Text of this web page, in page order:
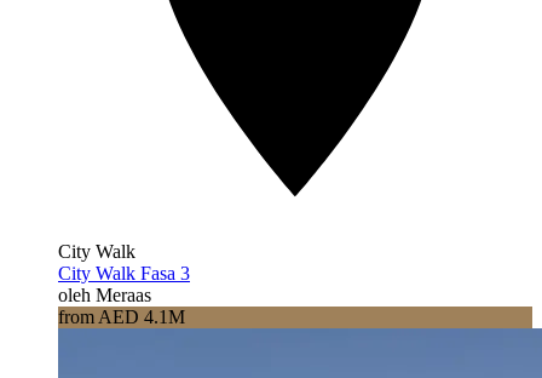
City Walk
City Walk Fasa 3
oleh Meraas
from AED 4.1M